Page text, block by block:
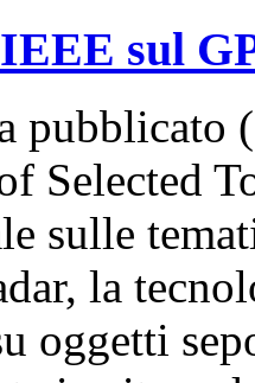
sul
Selected
sulle
la
oggetti